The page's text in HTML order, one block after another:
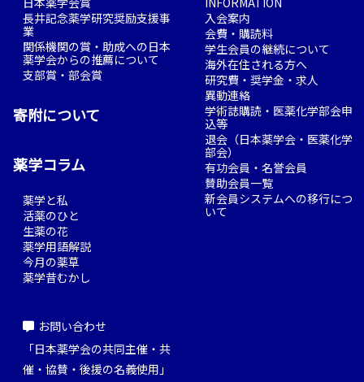
長井記念薬学研究奨励支援事
業
関係機関の賞・助成への日本
薬学会からの推薦について
支部賞・部会賞
寄附について
薬学コラム
薬学と私
活薬のひと
生薬の花
薬学用語解説
今月の薬草
薬学昔むかし
入会案内
会費・購読料
学生会員の継続について
海外在住される方へ
研究費・奨学金・求人
異動連絡
学術誌購読・医薬化学部会申
込等
退会（日本薬学会・医薬化学
部会）
有功会員・名誉会員
賛助会員一覧
新会員システムへの移行につ
いて
お問い合わせ
「日本薬学会の共同主催・共
催・協賛・後援の名義使用」